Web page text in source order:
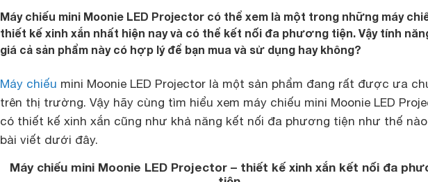
Máy chiếu mini Moonie LED Projector có thể xem là một trong những máy
thiết kế xinh xắn nhất hiện nay và có thể kết nối đa phương tiện. Vậy tính
giá cả sản phẩm này có hợp lý để bạn mua và sử dụng hay không?
Máy chiếu mini Moonie LED Projector là một sản phẩm đang rất được ưa
trên thị trường. Vậy hãy cùng tìm hiểu xem máy chiếu mini Moonie LED
có thiết kế xinh xắn cũng như khả năng kết nối đa phương tiện như thế
bài viết dưới đây.
Máy chiếu mini Moonie LED Projector – thiết kế xinh xắn kết nối đa